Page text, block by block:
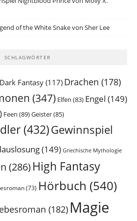
of the White Snake von Sher Lee
SCHLAGWÖRTER
Dark Fantasy (117) Drachen (178)
(347) Elfen (83) Engel (149)
Feen (89)Geister(85)
(432)Gewinnspiel
(149) Griechische Mythologie
(286) High Fantasy
(73) Hörbuch (540)
(182) Magie